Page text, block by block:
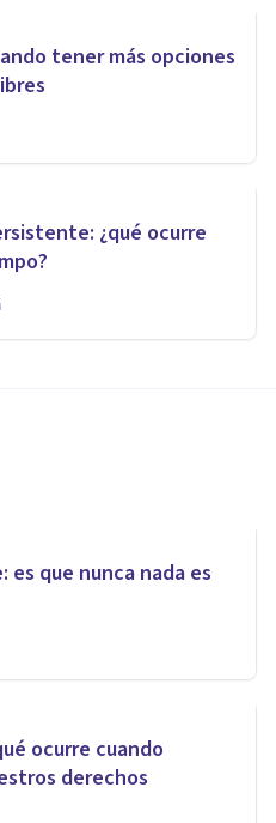
tener más opciones
¿qué ocurre
es que nunca nada es
ocurre cuando
derechos